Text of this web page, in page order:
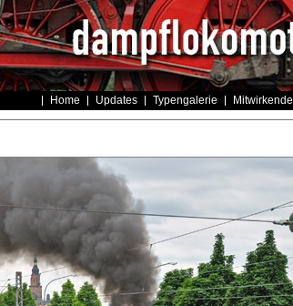
Home Updates Typengalerie Mitwirkende